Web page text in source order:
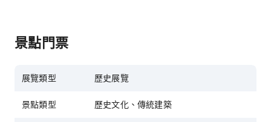
景點門票
展覽類型 歷史展覽
景點類型 歷史文化、傳統建築